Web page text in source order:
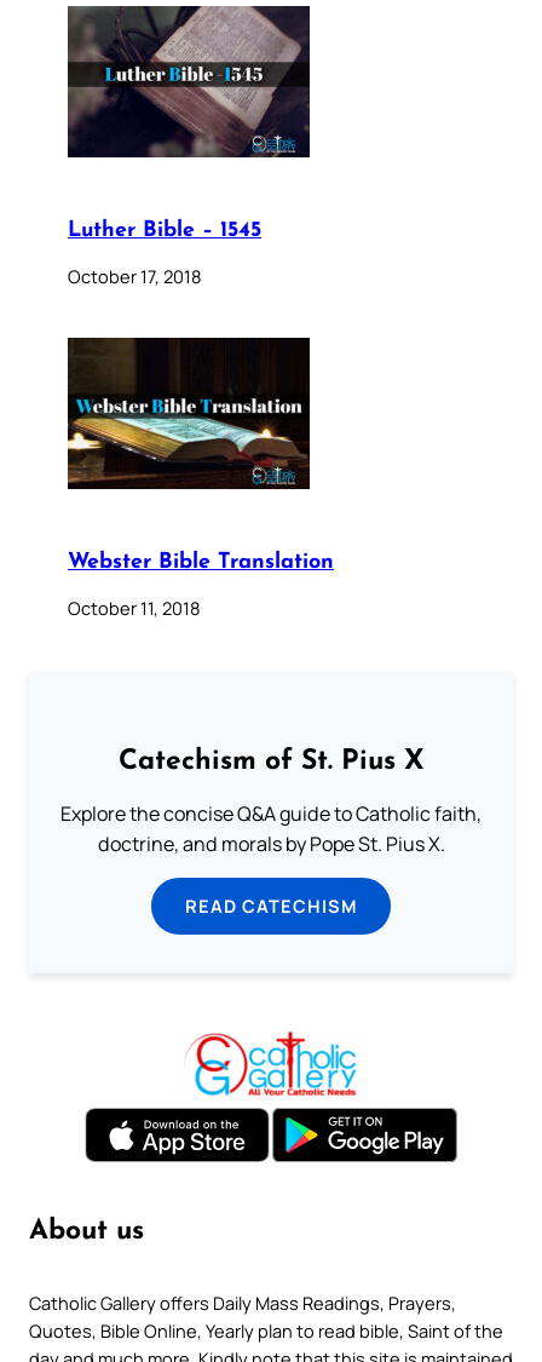
Luther Bible – 1545
October 17, 2018
Webster Bible Translation
October 11, 2018
Catechism of St. Pius X
Explore the concise Q&A guide to Catholic faith,
doctrine, and morals by Pope St. Pius X.
READ CATECHISM
About us
Catholic Gallery offers Daily Mass Readings, Prayers,
Quotes, Bible Online, Yearly plan to read bible, Saint of the